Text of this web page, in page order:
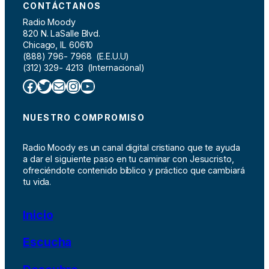
CONTÁCTANOS
Radio Moody
820 N. LaSalle Blvd.
Chicago, IL 60610
(888) 796- 7968 (E.E.U.U)
(312) 329- 4213 (Internacional)
Facebook Twitter Correo electrónico InstagramYouTube
NUESTRO COMPROMISO
Radio Moody es un canal digital cristiano que te ayuda
a dar el siguiente paso en tu caminar con Jesucristo,
ofreciéndote contenido bíblico y práctico que cambiará
tu vida.
Inicio
Escucha